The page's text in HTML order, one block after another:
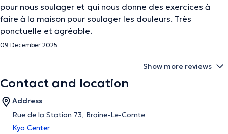
pour nous soulager et qui nous donne des exercices à
faire à la maison pour soulager les douleurs. Très
ponctuelle et agréable.
09 December 2025
Show more reviews
Contact and location
Address
Rue de la Station 73, Braine-Le-Comte
Kyo Center